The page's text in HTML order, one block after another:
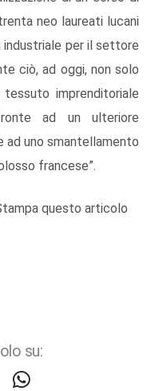
neo laureati lucani
industriale per il settore
ciò, ad oggi, non solo
imprenditoriale
ad un ulteriore
ad uno smantellamento
francese”.
questo articolo
su: